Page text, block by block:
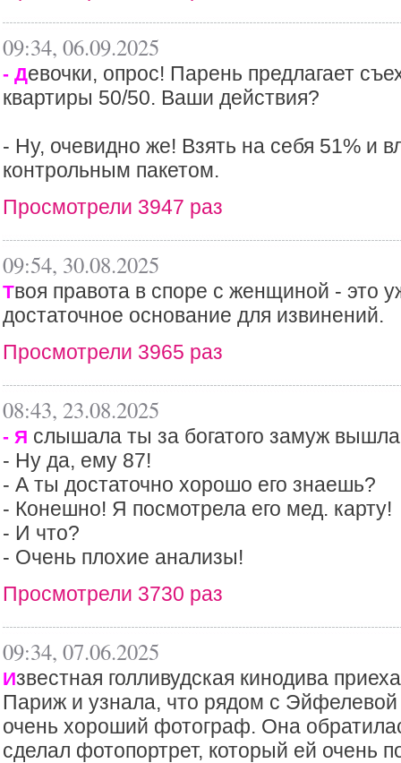
09:34, 06.09.2025
- Девочки, опрос! Парень предлагает
квартиры 50/50. Ваши действия?
- Ну, очевидно же! Взять на себя 51% и
контрольным пакетом.
Просмотрели 3947 раз
09:54, 30.08.2025
Твоя правота в споре с женщиной - это
достаточное основание для извинений.
Просмотрели 3965 раз
08:43, 23.08.2025
- Я слышала ты за богатого замуж
- Ну да, ему 87!
- А ты достаточно хорошо его знаешь?
- Конешно! Я посмотрела его мед. карту!
- И что?
- Очень плохие анализы!
Просмотрели 3730 раз
09:34, 07.06.2025
Известная голливудская кинодива
Париж и узнала, что рядом с
очень хороший фотограф. Она
сделал фотопортрет, который ей очень